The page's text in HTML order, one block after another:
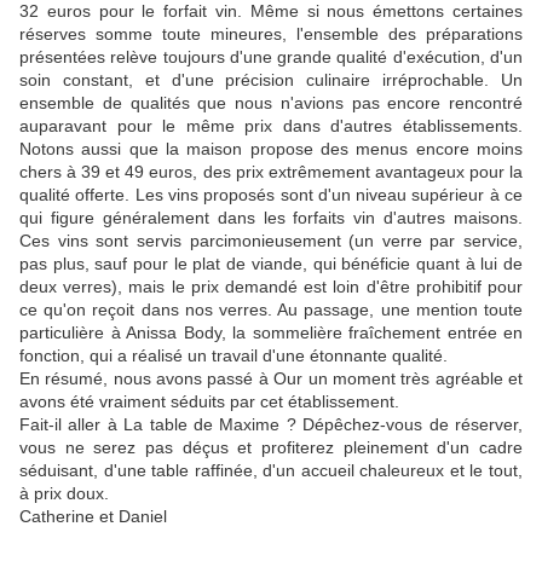
32 euros pour le forfait vin. Même si nous émettons certaines
réserves somme toute mineures, l'ensemble des préparations
présentées relève toujours d'une grande qualité d'exécution, d'un
soin constant, et d'une précision culinaire irréprochable. Un
ensemble de qualités que nous n'avions pas encore rencontré
auparavant pour le même prix dans d'autres établissements.
Notons aussi que la maison propose des menus encore moins
chers à 39 et 49 euros, des prix extrêmement avantageux pour la
qualité offerte. Les vins proposés sont d'un niveau supérieur à ce
qui figure généralement dans les forfaits vin d'autres maisons.
Ces vins sont servis parcimonieusement (un verre par service,
pas plus, sauf pour le plat de viande, qui bénéficie quant à lui de
deux verres), mais le prix demandé est loin d'être prohibitif pour
ce qu'on reçoit dans nos verres. Au passage, une mention toute
particulière à Anissa Body, la sommelière fraîchement entrée en
fonction, qui a réalisé un travail d'une étonnante qualité.
En résumé, nous avons passé à Our un moment très agréable et
avons été vraiment séduits par cet établissement.
Fait-il aller à La table de Maxime ? Dépêchez-vous de réserver,
vous ne serez pas déçus et profiterez pleinement d'un cadre
séduisant, d'une table raffinée, d'un accueil chaleureux et le tout,
à prix doux.
Catherine et Daniel